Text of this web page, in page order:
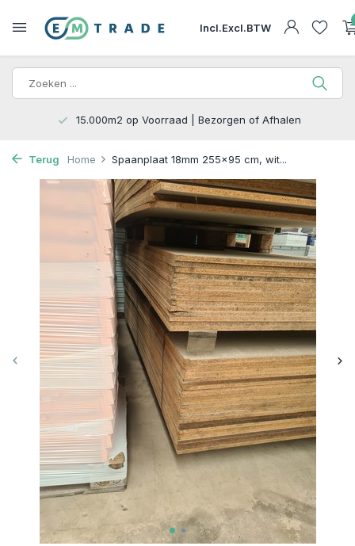
Incl.Excl.BTW
15.000m2 op Voorraad | Bezorgen of Afhalen
Terug Home Spaanplaat 18mm 255x95 cm, wit...